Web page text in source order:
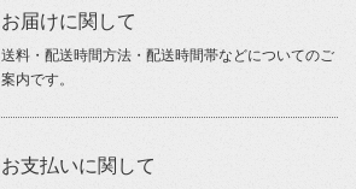
お届けに関して
送料・配送時間方法・配送時間帯などについてのご
案内です。
お支払いに関して